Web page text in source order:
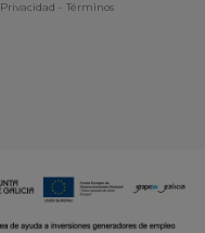
Privacidad - Términos